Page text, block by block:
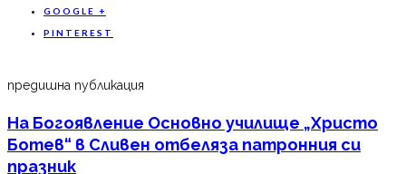
GOOGLE +
PINTEREST
предишна публикация
На Богоявление Основно училище „Христо
Ботев“ в Сливен отбеляза патронния си
празник